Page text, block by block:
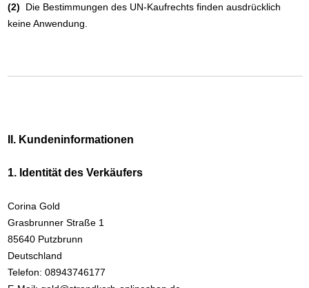
(2) Die Bestimmungen des UN-Kaufrechts finden ausdrücklich
keine Anwendung.
II. Kundeninformationen
1. Identität des Verkäufers
Corina Gold
Grasbrunner Straße 1
85640 Putzbrunn
Deutschland
Telefon: 08943746177